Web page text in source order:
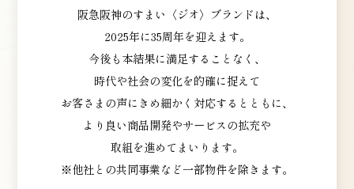
阪急阪神のすまい〈ジオ〉ブランドは、
2025年に35周年を迎えます。
今後も本結果に満足することなく、
時代や社会の変化を的確に捉えて
お客さまの声にきめ細かく対応するとともに、
より良い商品開発やサービスの拡充や
取組を進めてまいります。
※他社との共同事業など一部物件を除きます。